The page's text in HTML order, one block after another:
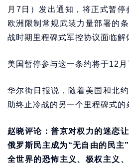
月7日）发出通知，将正式暂
欧洲限制常规武装力量部署的
战时期里程碑式军控协议面临解
美国暂停参与这一条约将于12月
华尔街日报说，随着美国和北
助终止冷战的另一个里程碑式的
赵晓评论：普京对权力的迷恋
俄罗斯民主成为“无自由的民主
全世界的恐怖主义、极权主义